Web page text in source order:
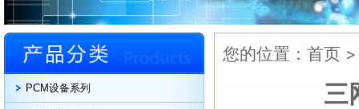
PCM设备系列
您的位置： 首页
三